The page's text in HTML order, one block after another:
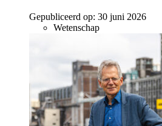
Gepubliceerd op: 30 juni 2026
Wetenschap